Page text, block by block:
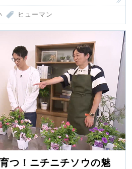
ヒューマン
つ！ニチニチソウの魅